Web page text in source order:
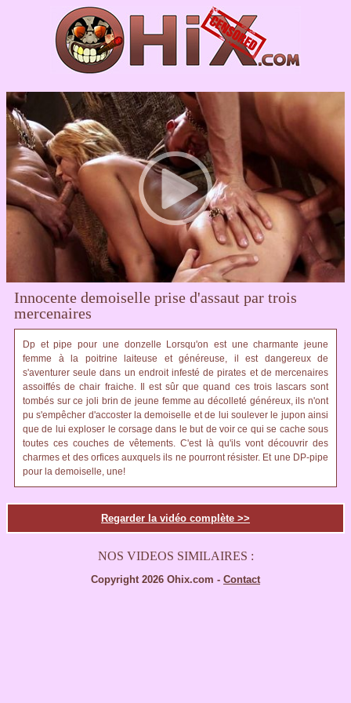
Innocente demoiselle prise d'assaut par trois
mercenaires
Dp et pipe pour une donzelle Lorsqu'on est une charmante jeune
femme à la poitrine laiteuse et généreuse, il est dangereux de
s'aventurer seule dans un endroit infesté de pirates et de mercenaires
assoiffés de chair fraiche. Il est sûr que quand ces trois lascars sont
tombés sur ce joli brin de jeune femme au décolleté généreux, ils n'ont
pu s'empêcher d'accoster la demoiselle et de lui soulever le jupon ainsi
que de lui exploser le corsage dans le but de voir ce qui se cache sous
toutes ces couches de vêtements. C'est là qu'ils vont découvrir des
charmes et des orfices auxquels ils ne pourront résister. Et une DP-pipe
pour la demoiselle, une!
Regarder la vidéo complète >>
NOS VIDEOS SIMILAIRES :
Copyright 2026 Ohix.com - Contact